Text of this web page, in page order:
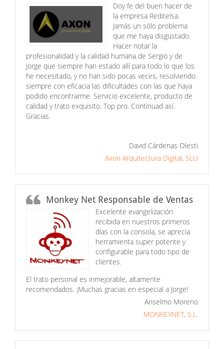
Doy fe del buen hacer de
la empresa Reditelsa.
Jamás un sólo problema
que me haya disgustado.
Hacer notar la
profesionalidad y la calidad humana de Sergio y de
Jorge que siempre han estado allí para todo lo que los
he necesitado, y no han sido pocas veces, resolviendo
siempre con eficacia las dificultades con las que haya
podido encontrarme. Servicio excelente, producto de
calidad y trato exquisito. Top pro. Continuad así.
Gracias.
David Cárdenas Olesti
Axon Arquitectura Digital, SLU
Monkey Net Responsable de Ventas
Excelente evangelización
recibida en nuestros primeros
días con la consola, se aprecia
herramienta super potente y
configurable para todo tipo de
clientes.
El trato personal es inmejorable, altamente
recomendados. ¡Muchas gracias en especial a Jorge!
Anselmo Moreno
MONKEYNET, S.L.